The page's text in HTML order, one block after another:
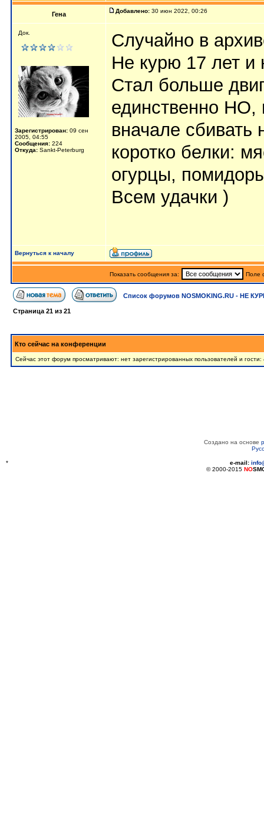
Гена Добавлено: 30 июн 2022, 00:26
Док.
Зарегистрирован: 09 сен
2005, 04:55
Сообщения: 224
Откуда: Sankt-Peterburg
Случайно в
Не курю 17 лет и
Стал больше
единственно
вначале сбивать
коротко белки:
огурцы,
Всем удачки )
Вернуться к началу
Показать сообщения за: Поле
Список форумов NOSMOKING.RU - НЕ
Страница 21 из 21
Кто сейчас на конференции
Сейчас этот форум просматривают: нет зарегистрированных пользователей и гости:
Создано на основе
* e-mail:
© 2000-2015 NO